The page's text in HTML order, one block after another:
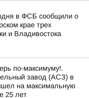
в ФСБ сообщили о
крае трех
и Владивостока
по-максимуму!.
завод (АСЗ) в
на максимальную
25 лет